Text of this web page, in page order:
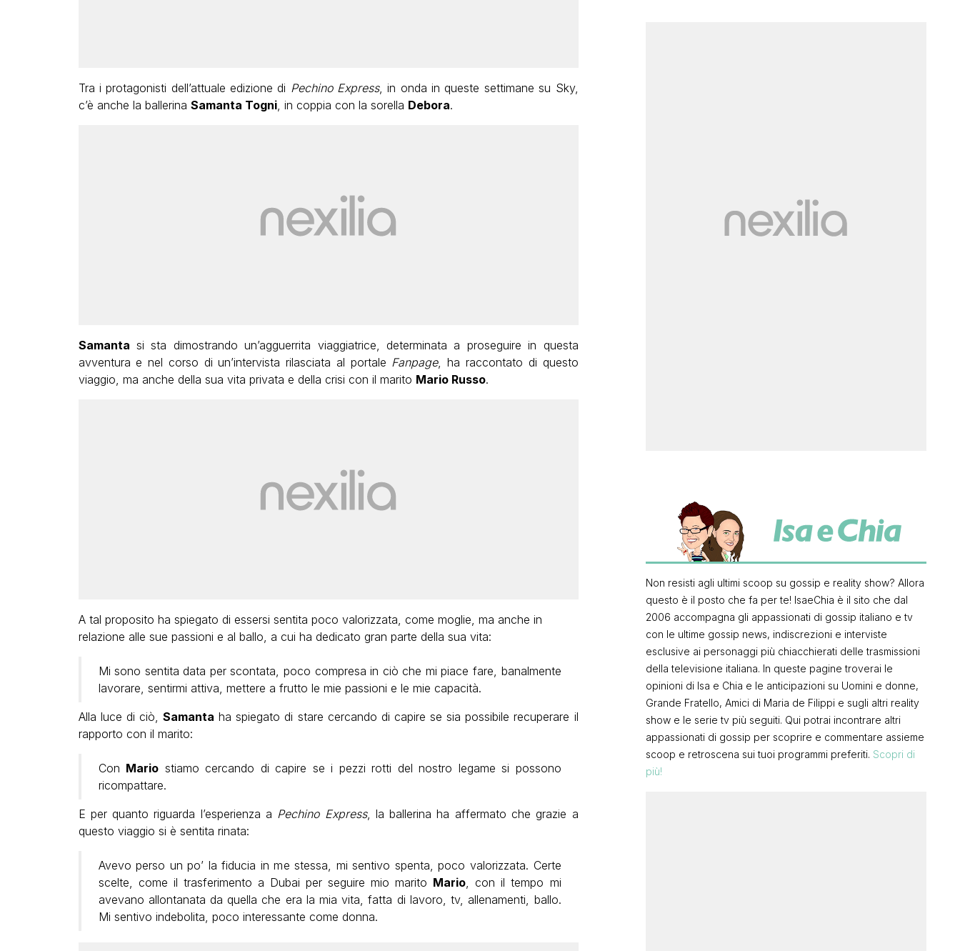
Tra i protagonisti dell’attuale edizione di Pechino Express, in onda in queste settimane su Sky,
c’è anche la ballerina Samanta Togni, in coppia con la sorella Debora.
Samanta si sta dimostrando un’agguerrita viaggiatrice, determinata a proseguire in questa
avventura e nel corso di un’intervista rilasciata al portale Fanpage, ha raccontato di questo
viaggio, ma anche della sua vita privata e della crisi con il marito Mario Russo.
A tal proposito ha spiegato di essersi sentita poco valorizzata, come moglie, ma anche in
relazione alle sue passioni e al ballo, a cui ha dedicato gran parte della sua vita:
Mi sono sentita data per scontata, poco compresa in ciò che mi piace fare, banalmente
lavorare, sentirmi attiva, mettere a frutto le mie passioni e le mie capacità.
Alla luce di ciò, Samanta ha spiegato di stare cercando di capire se sia possibile recuperare il
rapporto con il marito:
Con Mario stiamo cercando di capire se i pezzi rotti del nostro legame si possono
ricompattare.
E per quanto riguarda l’esperienza a Pechino Express, la ballerina ha affermato che grazie a
questo viaggio si è sentita rinata:
Avevo perso un po’ la fiducia in me stessa, mi sentivo spenta, poco valorizzata. Certe
scelte, come il trasferimento a Dubai per seguire mio marito Mario, con il tempo mi
avevano allontanata da quella che era la mia vita, fatta di lavoro, tv, allenamenti, ballo.
Mi sentivo indebolita, poco interessante come donna.
Non resisti agli ultimi scoop su gossip e reality show? Allora
questo è il posto che fa per te! IsaeChia è il sito che dal
2006 accompagna gli appassionati di gossip italiano e tv
con le ultime gossip news, indiscrezioni e interviste
esclusive ai personaggi più chiacchierati delle trasmissioni
della televisione italiana. In queste pagine troverai le
opinioni di Isa e Chia e le anticipazioni su Uomini e donne,
Grande Fratello, Amici di Maria de Filippi e sugli altri reality
show e le serie tv più seguiti. Qui potrai incontrare altri
appassionati di gossip per scoprire e commentare assieme
scoop e retroscena sui tuoi programmi preferiti. Scopri di
più!